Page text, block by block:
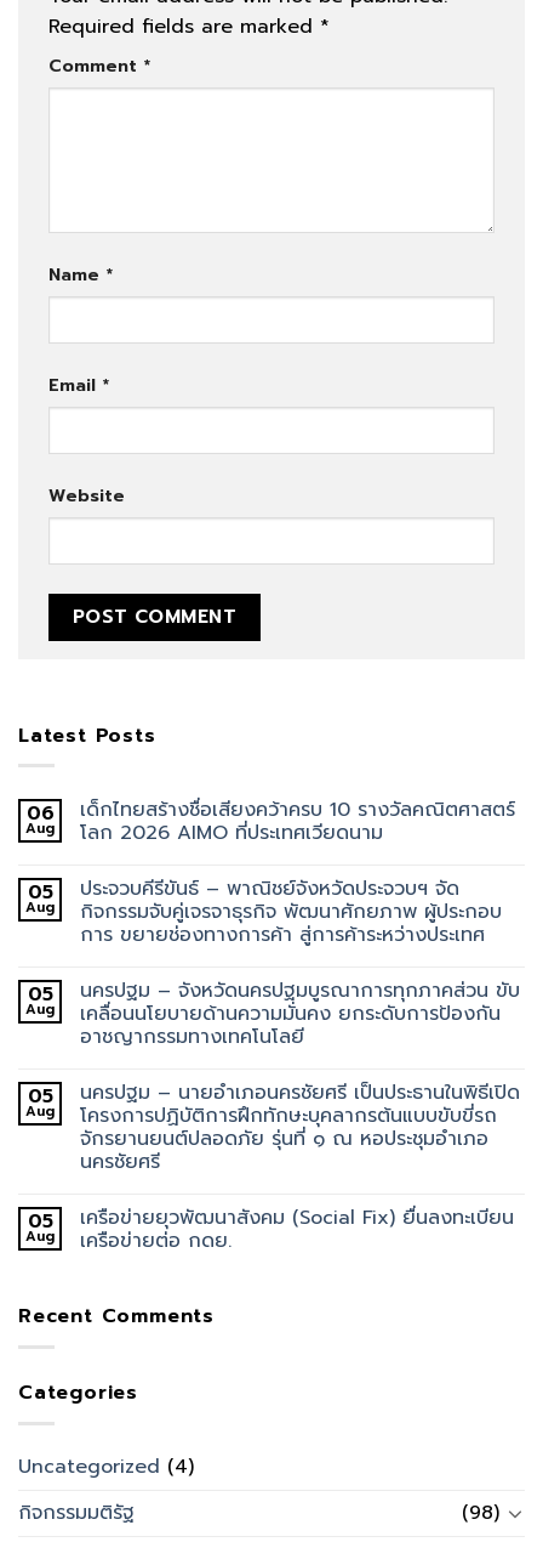
Required fields are marked *
Comment *
Name *
Email *
Website
Latest Posts
06
Aug
เด็กไทยสร้างชื่อเสียงคว้าครบ 10 รางวัลคณิตศาสตร์
โลก 2026 AIMO ที่ประเทศเวียดนาม
05
Aug
ประจวบคีรีขันธ์ – พาณิชย์จังหวัดประจวบฯ จัด
กิจกรรมจับคู่เจรจาธุรกิจ พัฒนาศักยภาพ ผู้ประกอบ
การ ขยายช่องทางการค้า สู่การค้าระหว่างประเทศ
05
Aug
นครปฐม – จังหวัดนครปฐมบูรณาการทุกภาคส่วน ขับ
เคลื่อนนโยบายด้านความมั่นคง ยกระดับการป้องกัน
อาชญากรรมทางเทคโนโลยี
05
Aug
นครปฐม – นายอำเภอนครชัยศรี เป็นประธานในพิธีเปิด
โครงการปฏิบัติการฝึกทักษะบุคลากรต้นแบบขับขี่รถ
จักรยานยนต์ปลอดภัย รุ่นที่ ๑ ณ หอประชุมอำเภอ
นครชัยศรี
05
Aug
เครือข่ายยุวพัฒนาสังคม (Social Fix) ยื่นลงทะเบียน
เครือข่ายต่อ กดย.
Recent Comments
Categories
Uncategorized (4)
กิจกรรมมติรัฐ
(98)